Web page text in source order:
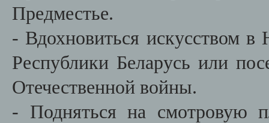
Предместье.
- Вдохновиться искусством в
Республики Беларусь или
Отечественной войны.
- Подняться на смотровую